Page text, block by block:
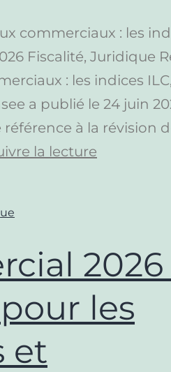
commerciaux : les
Fiscalité, Juridique
: les indices
a publié le 24 juin
à la révision
la lecture
2026
les
et